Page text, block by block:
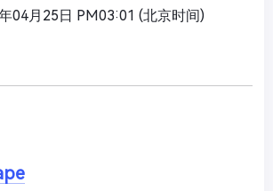
04月25日 PM03:01 (北京时间)